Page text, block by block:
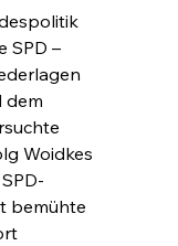
SPD –
dem
Woidkes
bemühte